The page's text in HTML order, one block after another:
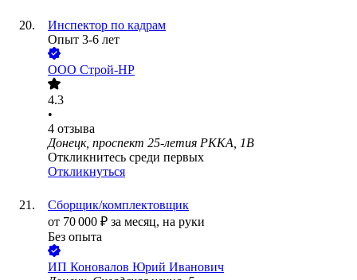
Инспектор по кадрам
Опыт 3-6 лет
ООО Строй-НР
4.3
•
4 отзыва
Донецк, проспект 25-летия РККА, 1В
Откликнитесь среди первых
Откликнуться
Сборщик/комплектовщик
от 70 000 ₽ за месяц, на руки
Без опыта
ИП Коновалов Юрий Иванович